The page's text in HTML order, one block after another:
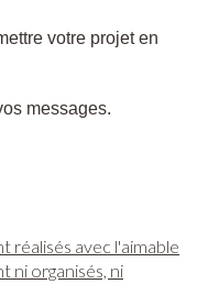
votre projet en
messages.
avec l'aimable
ni organisés, ni